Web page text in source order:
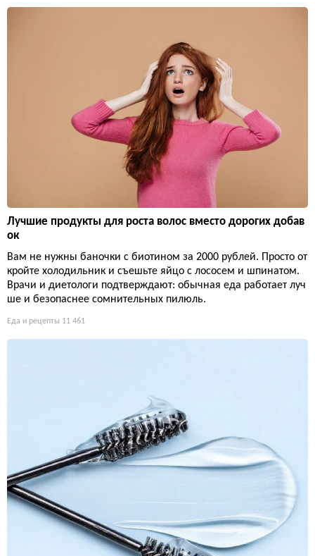
Лучшие продукты для роста волос вместо дорогих добав
ок
Вам не нужны баночки с биотином за 2000 рублей. Просто от
кройте холодильник и съешьте яйцо с лососем и шпинатом.
Врачи и диетологи подтверждают: обычная еда работает луч
ше и безопаснее сомнительных пилюль.
Еда и рецепты 11 461